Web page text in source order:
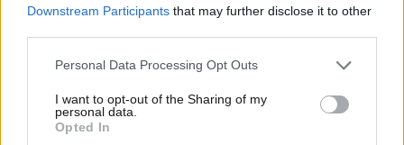
Downstream Participants that may further disclose it to other
Please note that this website/app uses one or more Google
not limited to your visit or usage behaviour. You may click to
grant or deny consent to Google and its third-party tags to
use your data for below specified purposes in below Google
Personal Data Processing Opt Outs
I want to opt-out of the Sharing of my
personal data.
Opted In